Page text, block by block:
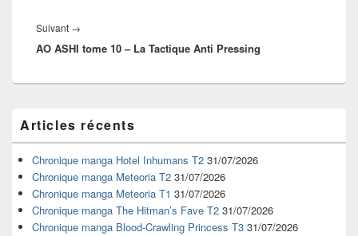
Suivant →
suivant :
AO ASHI tome 10 – La Tactique Anti Pressing
principale
de
widget
pour
barre
latérale
Articles récents
Chronique manga Hotel Inhumans T2 31/07/2026
Chronique manga Meteoria T2 31/07/2026
Chronique manga Meteoria T1 31/07/2026
Chronique manga The Hitman’s Fave T2 31/07/2026
Chronique manga Blood-Crawling Princess T3 31/07/2026